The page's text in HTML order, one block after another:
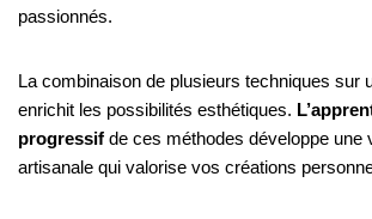
passionnés.
La combinaison de plusieurs techniques sur
enrichit les possibilités esthétiques.
progressif de ces méthodes développe une
artisanale qui valorise vos créations